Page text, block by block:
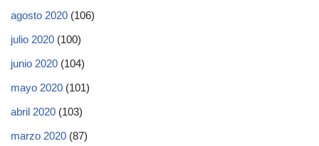
agosto 2020 (106)
julio 2020 (100)
junio 2020 (104)
mayo 2020 (101)
abril 2020 (103)
marzo 2020 (87)